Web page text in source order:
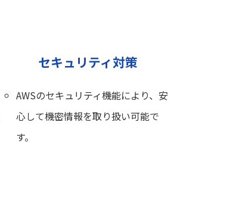
セキュリティ対策
AWSのセキュリティ機能により、安
心して機密情報を取り扱い可能で
す。